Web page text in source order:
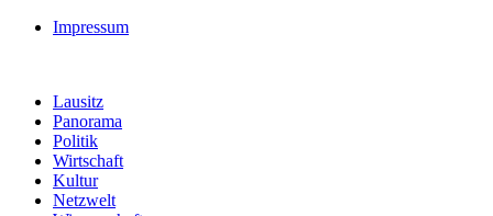
Impressum
Lausitz
Panorama
Politik
Wirtschaft
Kultur
Netzwelt